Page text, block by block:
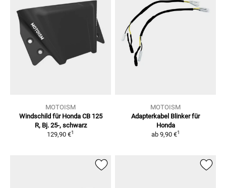
MOTOISM
Windschild für Honda CB 125
R, Bj. 25-, schwarz
129,90 €1
MOTOISM
Adapterkabel Blinker für
Honda
ab 9,90 €1